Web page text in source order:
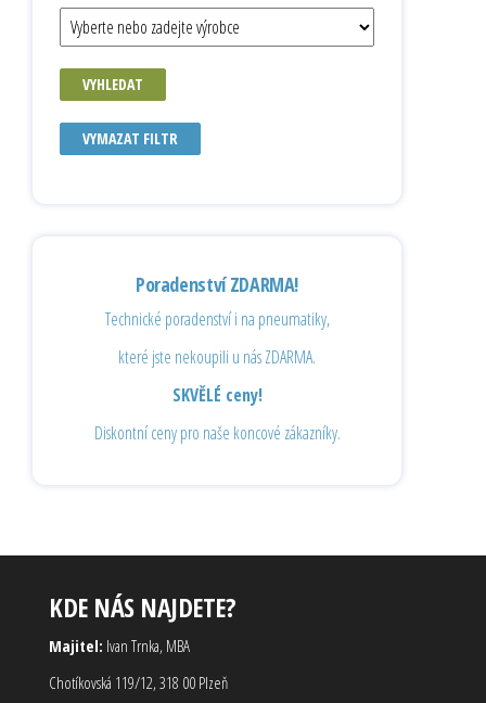
VYHLEDAT
VYMAZAT FILTR
Poradenství ZDARMA!
Technické poradenství i na pneumatiky,
které jste nekoupili u nás ZDARMA.
SKVĚLÉ ceny!
Diskontní ceny pro naše koncové zákazníky.
KDE NÁS NAJDETE?
Majitel: Ivan Trnka, MBA
Chotíkovská 119/12, 318 00 Plzeň